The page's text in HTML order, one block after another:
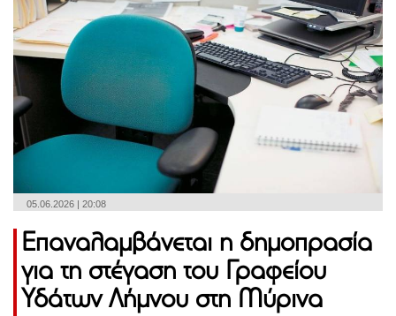
05.06.2026 | 20:08
Επαναλαμβάνεται η δημοπρασία
για τη στέγαση του Γραφείου
Υδάτων Λήμνου στη Μύρινα